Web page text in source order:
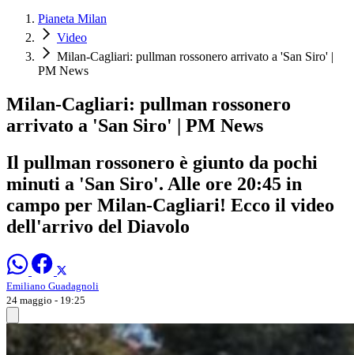
Pianeta Milan
Video
Milan-Cagliari: pullman rossonero arrivato a 'San Siro' |
PM News
Milan-Cagliari: pullman rossonero
arrivato a 'San Siro' | PM News
Il pullman rossonero è giunto da pochi
minuti a 'San Siro'. Alle ore 20:45 in
campo per Milan-Cagliari! Ecco il video
dell'arrivo del Diavolo
Emiliano Guadagnoli
24 maggio - 19:25